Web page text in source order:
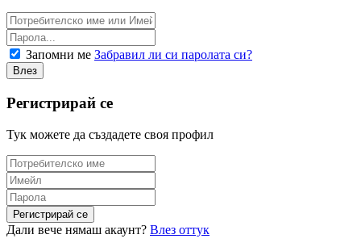
Запомни ме Забравил ли си паролата си?
Регистрирай се
Тук можете да създадете своя профил
Дали вече нямаш акаунт? Влез оттук